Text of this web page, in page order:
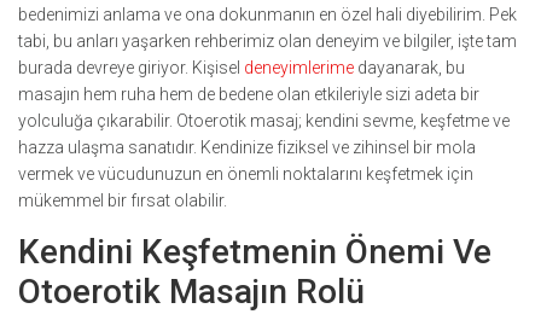
bedenimizi anlama ve ona dokunmanın en özel hali diyebilirim. Pek
tabi, bu anları yaşarken rehberimiz olan deneyim ve bilgiler, işte tam
burada devreye giriyor. Kişisel deneyimlerime dayanarak, bu
masajın hem ruha hem de bedene olan etkileriyle sizi adeta bir
yolculuğa çıkarabilir. Otoerotik masaj; kendini sevme, keşfetme ve
hazza ulaşma sanatıdır. Kendinize fiziksel ve zihinsel bir mola
vermek ve vücudunuzun en önemli noktalarını keşfetmek için
mükemmel bir fırsat olabilir.
Kendini Keşfetmenin Önemi Ve
Otoerotik Masajın Rolü